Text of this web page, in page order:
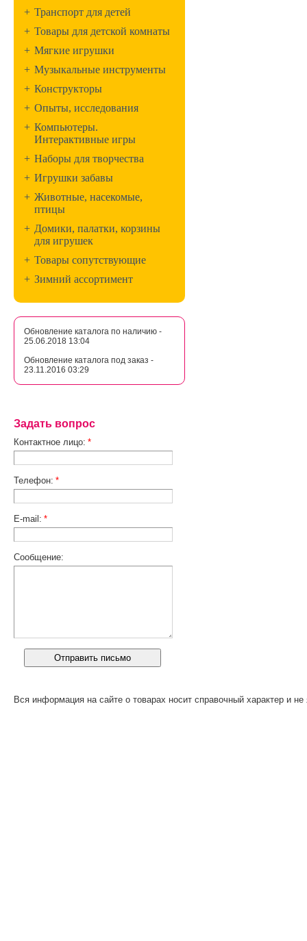
+ Транспорт для детей
+ Товары для детской комнаты
+ Мягкие игрушки
+ Музыкальные инструменты
+ Конструкторы
+ Опыты, исследования
+ Компьютеры.
Интерактивные игры
+ Наборы для творчества
+ Игрушки забавы
+ Животные, насекомые,
птицы
+ Домики, палатки, корзины
для игрушек
+ Товары сопутствующие
+ Зимний ассортимент
Обновление каталога по наличию -
25.06.2018 13:04
Обновление каталога под заказ -
23.11.2016 03:29
Задать вопрос
Контактное лицо: *
Телефон: *
E-mail: *
Сообщение:
Вся информация на сайте о товарах носит справочный характер и